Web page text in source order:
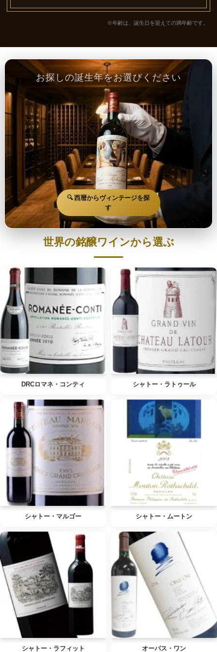
※年齢は、誕生日を迎えての満年齢です。
お探しの誕生年をお選びください
🔍 西暦からヴィンテージを探
す
世界の銘醸ワインから選ぶ
DRCロマネ・コンティ シャトー・ラトゥール
シャトー・マルゴー シャトー・ムートン
シャトー・ラフィット オーパス・ワン